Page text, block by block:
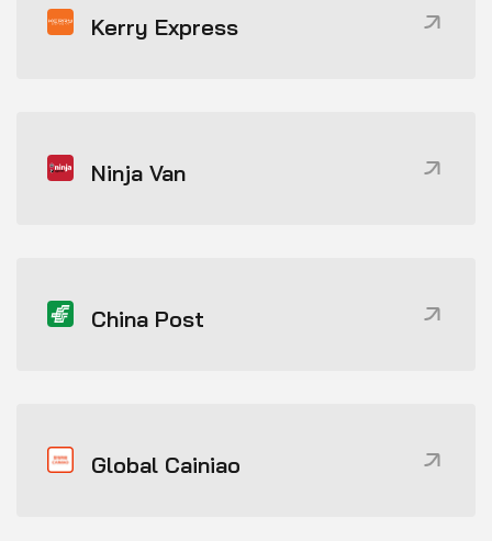
Kerry Express
Ninja Van
China Post
Global Cainiao